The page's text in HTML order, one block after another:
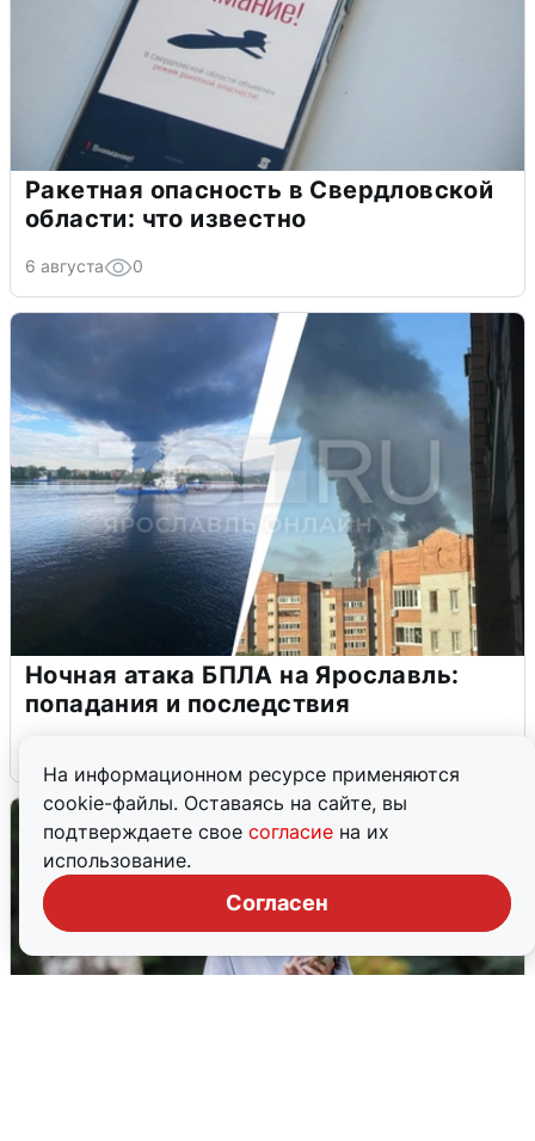
На информационном ресурсе применяются
cookie-файлы. Оставаясь на сайте, вы
подтверждаете свое согласие на их
использование.
Согласен
Ракетная опасность в Свердловской
области: что известно
6 августа 0
Ночная атака БПЛА на Ярославль:
попадания и последствия